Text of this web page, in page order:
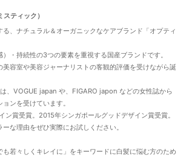
ティック）
、ナチュラル＆オーガニックなケアブランド「オプティ
・持続性の3つの要素を重視する国産ブランドです。
美容室や美容ジャーナリストの客観的評価を受けながら誕
、VOGUE japan や、FIGARO japon などの女性誌から
ンを受けています。
ン賞受賞。2015年シンガポールグッドデザイン賞受賞。
な理由をぜひ実際にお試しください。
も若々しくキレイに」をキーワードに白髪に悩む方のため